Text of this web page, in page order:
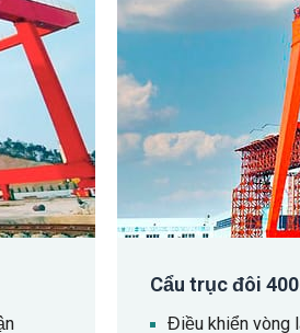
Cẩu trục đôi
Điều khiển vòng